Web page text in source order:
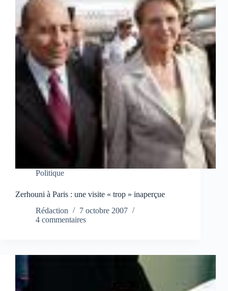
Politique
Zerhouni à Paris : une visite « trop » inaperçue
Rédaction
7 octobre 2007
4 commentaires